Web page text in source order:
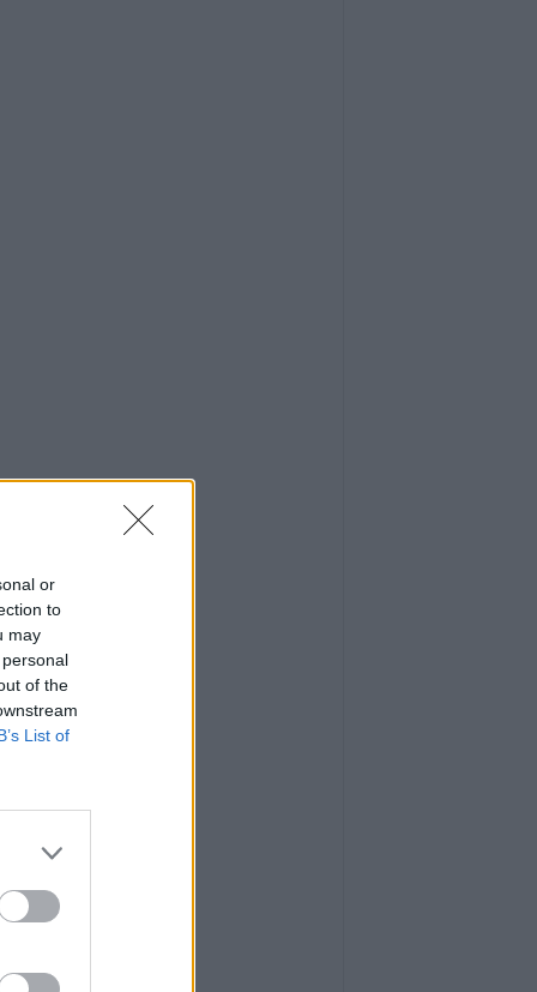
or
to
may
of the
List of